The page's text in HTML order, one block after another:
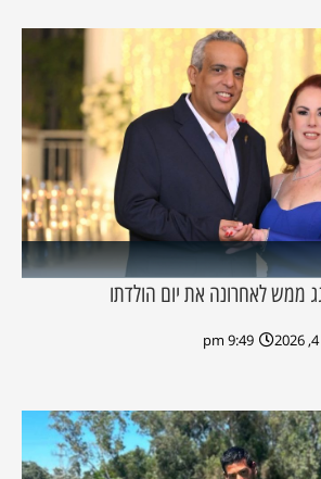
ממש לאחרונה את יום הולדתו
9:49 pm